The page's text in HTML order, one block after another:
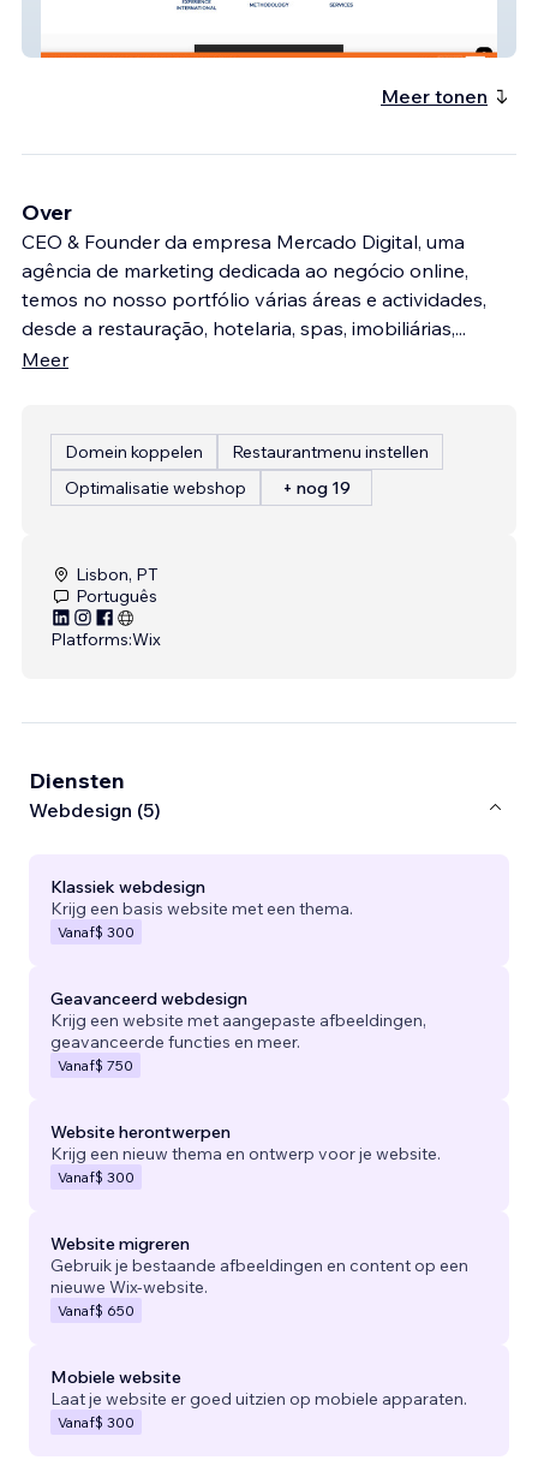
Meer tonen
Over
CEO & Founder da empresa Mercado Digital, uma
agência de marketing dedicada ao negócio online,
temos no nosso portfólio várias áreas e actividades,
desde a restauração, hotelaria, spas, imobiliárias,...
Meer
Domein koppelen
Restaurantmenu instellen
Optimalisatie webshop
+ nog 19
Lisbon, PT
Português
Platforms:Wix
Diensten
Webdesign (5)
Klassiek webdesign
Krijg een basis website met een thema.
Vanaf$ 300
Geavanceerd webdesign
Krijg een website met aangepaste afbeeldingen,
geavanceerde functies en meer.
Vanaf$ 750
Website herontwerpen
Krijg een nieuw thema en ontwerp voor je website.
Vanaf$ 300
Website migreren
Gebruik je bestaande afbeeldingen en content op een
nieuwe Wix-website.
Vanaf$ 650
Mobiele website
Laat je website er goed uitzien op mobiele apparaten.
Vanaf$ 300